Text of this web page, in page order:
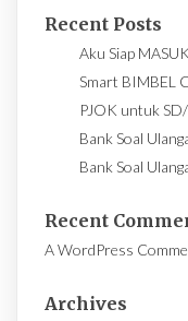
Recent Posts
Aku Siap
Smart BIMBEL
PJOK untuk
Bank Soal
Bank Soal
Recent
A WordPress
Archives